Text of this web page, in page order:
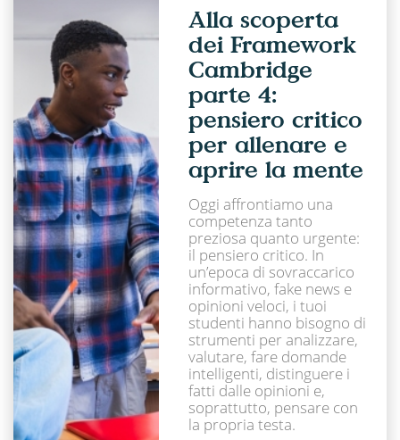
Alla scoperta
dei Framework
Cambridge
parte 4:
pensiero critico
per allenare e
aprire la mente
Oggi affrontiamo una
competenza tanto
preziosa quanto urgente:
il pensiero critico. In
un’epoca di sovraccarico
informativo, fake news e
opinioni veloci, i tuoi
studenti hanno bisogno di
strumenti per analizzare,
valutare, fare domande
intelligenti, distinguere i
fatti dalle opinioni e,
soprattutto, pensare con
la propria testa.